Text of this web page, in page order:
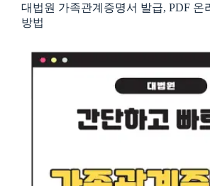
대법원 가족관계증명서 발급, PDF 온
방법